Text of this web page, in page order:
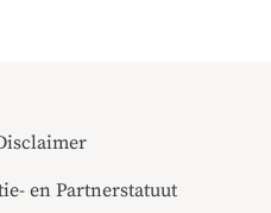
en Partnerstatuut